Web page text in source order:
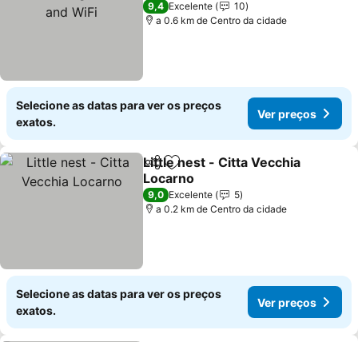
9,4 Excelente
10
a 0.6 km de Centro da cidade
Selecione as datas para ver os preços
exatos.
Ver preços
PartilharAdicionar aos favoritos
Little nest - Citta Vecchia
Locarno
9,0 Excelente
5
a 0.2 km de Centro da cidade
Selecione as datas para ver os preços
exatos.
Ver preços